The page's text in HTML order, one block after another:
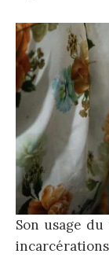
Son usage